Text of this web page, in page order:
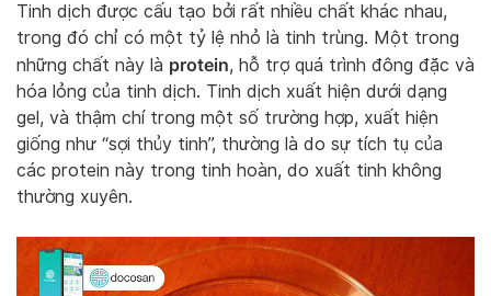
Tinh dịch được cấu tạo bởi rất nhiều chất khác nhau,
trong đó chỉ có một tỷ lệ nhỏ là tinh trùng. Một trong
những chất này là protein, hỗ trợ quá trình đông đặc và
hóa lỏng của tinh dịch. Tinh dịch xuất hiện dưới dạng
gel, và thậm chí trong một số trường hợp, xuất hiện
giống như “sợi thủy tinh”, thường là do sự tích tụ của
các protein này trong tinh hoàn, do xuất tinh không
thường xuyên.